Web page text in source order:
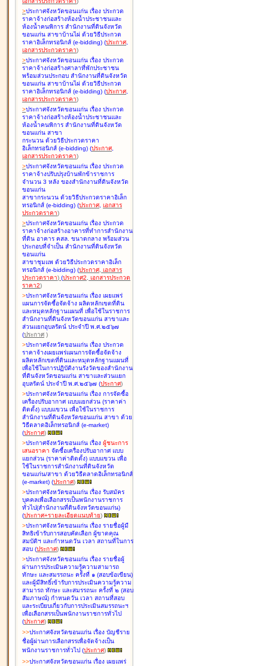
>ประกาศจังหวัดขอนแก่น เรื่อง ประกวด
ราคาจ้างก่อสร้างห้องน้ำประชาชนและ
ห้องน้ำคนพิการ สำนักงานที่ดินจังหวัด
ขอนแก่น สาขาบ้านไผ่ ด้วยวิธีประกวด
ราคาอิเล็กทรอนิกส์ (e-bidding) (ประกาศ,
เอกสารประกวดราคา)
>ประกาศจังหวัดขอนแก่น เรื่อง ประกวด
ราคาจ้างก่อสร้างศาลาที่พักประชาชน
พร้อมส่วนประกอบ สำนักงานที่ดินจังหวัด
ขอนแก่น สาขาบ้านไผ่ ด้วยวิธีประกวด
ราคาอิเล็กทรอนิกส์ (e-bidding) (ประกาศ,
เอกสารประกวดราคา)
>ประกาศจังหวัดขอนแก่น เรื่อง ประกวด
ราคาจ้างก่อสร้างห้องน้ำประชาชนและ
ห้องน้ำคนพิการ สำนักงานที่ดินจังหวัด
ขอนแก่น สาขา
กระนวน ด้วยวิธีประกวดราคา
อิเล็กทรอนิกส์ (e-bidding) (ประกาศ,
เอกสารประกวดราคา)
>ประกาศจังหวัดขอนแก่น เรื่อง ประกวด
ราคาจ้างปรับปรุงบ้านพักข้าราชการ
จำนวน 3 หลัง ของสำนักงานที่ดินจังหวัด
ขอนแก่น
สาขากระนวน ด้วยวิธีประกวดราคาอิเล็ก
ทรอนิกส์ (e-bidding) (ประกาศ, เอกสาร
ประกวดราคา)
>ประกาศจังหวัดขอนแก่น เรื่อง ประกวด
ราคาจ้างก่อสร้างอาคารที่ทำการสำนักงาน
ที่ดิน อาคาร คสล. ขนาดกลาง พร้อมส่วน
ประกอบที่จำเป็น สำนักงานที่ดินจังหวัด
ขอนแก่น
สาขาชุมแพ ด้วยวิธีประกวดราคาอิเล็ก
ทรอนิกส์ (e-bidding) (ประกาศ, เอกสาร
ประกวดราคา) (ประกาศ2, เอกสารประกวด
ราคา2)
>ประกาศจังหวัดขอนแก่น เรื่อง เผยแพร่
แผนการจัดซื้อจัดจ้าง ผลิตหลักเขตที่ดิน
และหมุดหลักฐานแผนที่ เพื่อใช้ในราชการ
สำนักงานที่ดินจังหวัดขอนแก่น สาขาและ
ส่วนแยกอุบลรัตน์ ประจำปี พ.ศ.๒๕๖๗
(ประกาศ )
>ประกาศจังหวัดขอนแก่น เรื่อง ประกวด
ราคาจ้างเผยแพร่แผนการจัดซื้อจัดจ้าง
ผลิตหลักเขตที่ดินและหมุดหลักฐานแผนที่
เพื่อใช้ในการปฏิบัติงานรังวัดของสำนักงาน
ที่ดินจังหวัดขอนแก่น สาขาและส่วนแยก
อุบลรัตน์ ประจำปี พ.ศ.๒๕๖๗ (ประกาศ)
>ประกาศจังหวัดขอนแก่น เรื่อง การจัดซื้อ
เครื่องปรับอากาศ แบบแยกส่วน (ราคาค่า
ติดตั้ง) แบบแขวน เพื่อใช้ในราชการ
สำนักงานที่ดินจังหวัดขอนแก่น สาขา ด้วย
วิธีตลาดอิเล็กทรอนิกส์ (e-market)
(ประกาศ)
>ประกาศจังหวัดขอนแก่น เรื่อง ผู้ชนะการ
เสนอราคา จัดซื้อเครื่องปรับอากาศ แบบ
แยกส่วน (ราคาค่าติดตั้ง) แบบแขวน เพื่อ
ใช้ในราชการสำนักงานที่ดินจังหวัด
ขอนแก่น/สาขา ด้วยวิธีตลาดอิเล็กทรอนิกส์
(e-market) (ประกาศ)
>ประกาศจังหวัดขอนแก่น เรื่อง รับสมัคร
บุคคลเพื่อเลือกสรรเป็นพนักงานราชการ
ทั่วไป(สำนักงานที่ดินจังหวัดขอนแก่น)
(ประกาศ+รายละเอียดแนบท้าย)
>ประกาศจังหวัดขอนแก่น เรื่อง รายชื่อผู้มี
สิทธิเข้ารับการสอบคัดเลือก ผู้ขาดคุณ
สมบัติฯ และกำหนดวัน เวลา สถานที่ในการ
สอบ (ประกาศ)
>ประกาศจังหวัดขอนแก่น เรื่อง รายชื่อผู้
ผ่านการประเมินความรู้ความสามารถ
ทักษะ และสมรรถนะ ครั้งที่ ๑ (สอบข้อเขียน)
และผู้มีสิทธิ์เข้ารับการประเมินความรู้ความ
สามารถ ทักษะ และสมรรถนะ ครั้งที่ ๒ (สอบ
สัมภาษณ์) กำหนดวัน เวลา สถานที่สอบ
และระเบียบเกี่ยวกับการประเมินสมรรถนะฯ
เพื่อเลือกสรรเป็นพนักงานราชการทั่วไป
(ประกาศ)
>>ประกาศจังหวัดขอนแก่น เรื่อง บัญชีราย
ชื่อผู้ผ่านการเลือกสรรเพื่อจัดจ้างเป็น
พนักงานราชการทั่วไป (ประกาศ)
>>ประกาศจังหวัดขอนแก่น เรื่อง เผยแพร่